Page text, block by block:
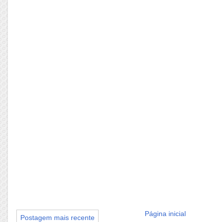
Postagem mais recente Página inicial